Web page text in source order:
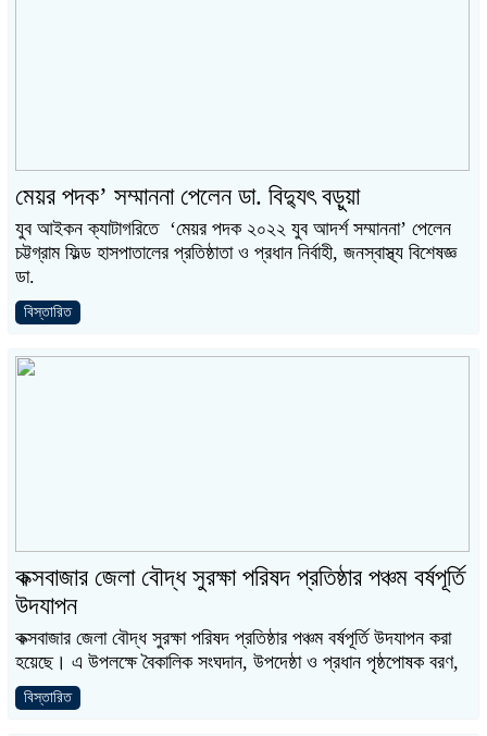
মেয়র পদক’ সম্মাননা পেলেন ডা. বিদ্যুৎ বড়ুয়া
যুব আইকন ক্যাটাগরিতে ‘মেয়র পদক ২০২২ যুব আদর্শ সম্মাননা’ পেলেন
চট্টগ্রাম ফিল্ড হাসপাতালের প্রতিষ্ঠাতা ও প্রধান নির্বাহী, জনস্বাস্থ্য বিশেষজ্ঞ
ডা.
বিস্তারিত
কক্সবাজার জেলা বৌদ্ধ সুরক্ষা পরিষদ প্রতিষ্ঠার পঞ্চম বর্ষপূর্তি
উদযাপন
কক্সবাজার জেলা বৌদ্ধ সুরক্ষা পরিষদ প্রতিষ্ঠার পঞ্চম বর্ষপূর্তি উদযাপন করা
হয়েছে। এ উপলক্ষে বৈকালিক সংঘদান, উপদেষ্ঠা ও প্রধান পৃষ্ঠপোষক বরণ,
বিস্তারিত